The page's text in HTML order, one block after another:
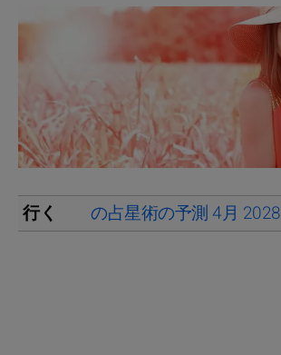
行く の占星術の予測 4月 2028